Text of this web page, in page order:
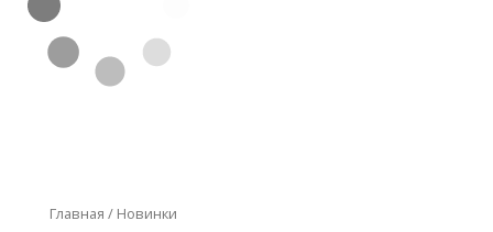
Главная / Новинки